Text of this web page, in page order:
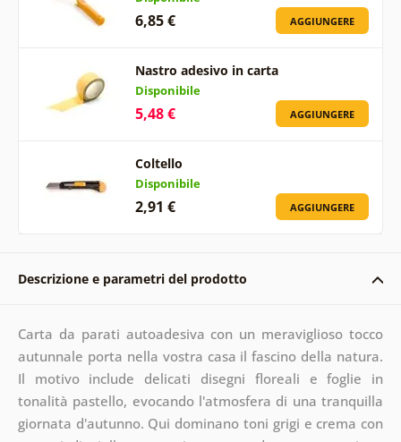
6,85 € AGGIUNGERE
Nastro adesivo in carta
Disponibile
5,48 € AGGIUNGERE
Coltello
Disponibile
2,91 € AGGIUNGERE
Descrizione e parametri del prodotto
Carta da parati autoadesiva con un meraviglioso tocco
autunnale porta nella vostra casa il fascino della natura.
Il motivo include delicati disegni floreali e foglie in
tonalità pastello, evocando l'atmosfera di una tranquilla
giornata d'autunno. Qui dominano toni grigi e crema con